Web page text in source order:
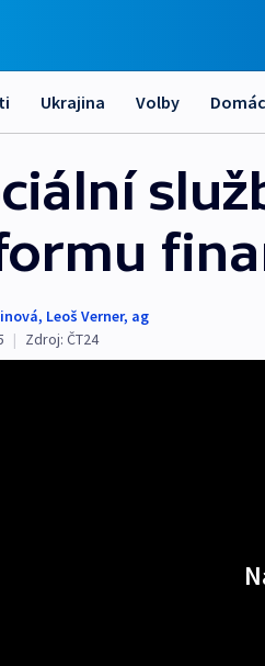
Ukrajina Volby
, Leoš Verner, ag
| Zdroj: ČT24